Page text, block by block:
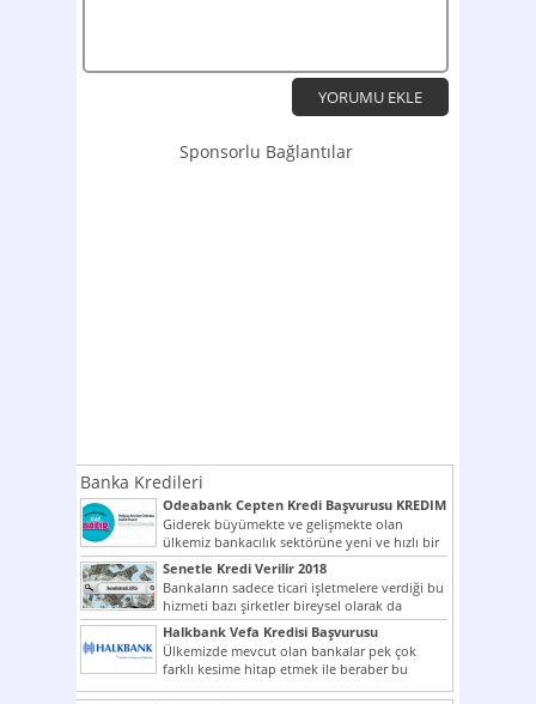
Sponsorlu Bağlantılar
Banka Kredileri
Odeabank Cepten Kredi Başvurusu KREDIM
8444
Giderek büyümekte ve gelişmekte olan
ülkemiz bankacılık sektörüne yeni ve hızlı bir
giriş yapmış olan...
Senetle Kredi Verilir 2018
Bankaların sadece ticari işletmelere verdiği bu
hizmeti bazı şirketler bireysel olarak da
vermektedir. Senetle kredi...
Halkbank Vefa Kredisi Başvurusu
Ülkemizde mevcut olan bankalar pek çok
farklı kesime hitap etmek ile beraber bu
noktada son...